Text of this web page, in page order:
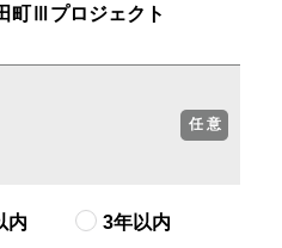
町Ⅲプロジェクト
任 意
内
3年以内